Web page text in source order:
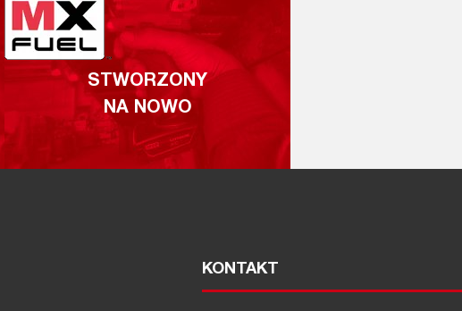
STWORZONY
NA NOWO
KONTAKT